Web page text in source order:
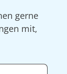
gerne
mit,